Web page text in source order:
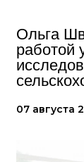
Ольга
работой
07 августа